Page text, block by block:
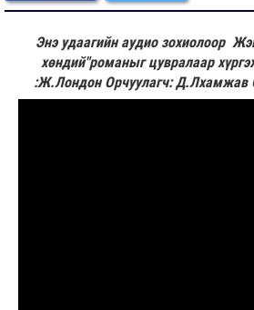
Энэ удаагийн аудио зохиолоор
хөндий"романыг цувралаар
:Ж.Лондон Орчуулагч: Д.Лхамжав